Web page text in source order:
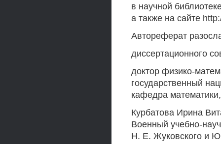
в научной
а также на сайте
Автореферат
диссертационного
доктор физико-
государственный
кафедра
Курбатова Ирина
Военный учебно-
Н. Е. Жуковского и